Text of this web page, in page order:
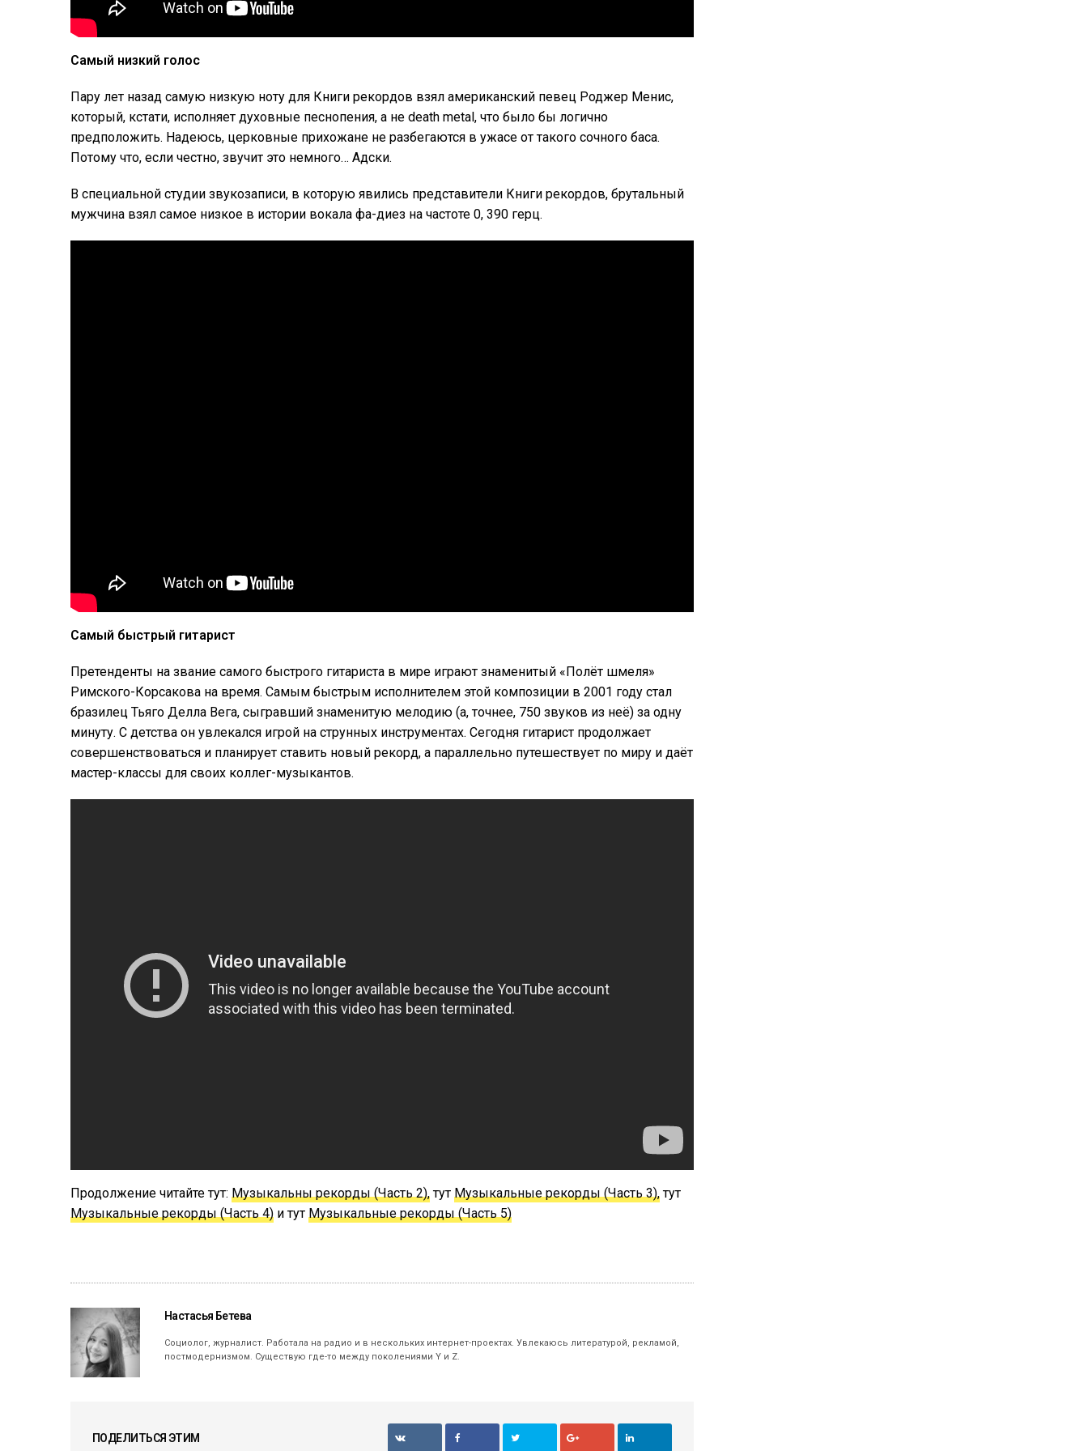
Самый низкий голос
Пару лет назад самую низкую ноту для Книги рекордов взял американский певец Роджер Менис,
который, кстати, исполняет духовные песнопения, а не death metal, что было бы логично
предположить. Надеюсь, церковные прихожане не разбегаются в ужасе от такого сочного баса.
Потому что, если честно, звучит это немного… Адски.
В специальной студии звукозаписи, в которую явились представители Книги рекордов, брутальный
мужчина взял самое низкое в истории вокала фа-диез на частоте 0, 390 герц.
Самый быстрый гитарист
Претенденты на звание самого быстрого гитариста в мире играют знаменитый «Полёт шмеля»
Римского-Корсакова на время. Самым быстрым исполнителем этой композиции в 2001 году стал
бразилец Тьяго Делла Вега, сыгравший знаменитую мелодию (а, точнее, 750 звуков из неё) за одну
минуту. С детства он увлекался игрой на струнных инструментах. Сегодня гитарист продолжает
совершенствоваться и планирует ставить новый рекорд, а параллельно путешествует по миру и даёт
мастер-классы для своих коллег-музыкантов.
Продолжение читайте тут: Музыкальны рекорды (Часть 2),тут Музыкальные рекорды (Часть 3),тут
Музыкальные рекорды (Часть 4) и тут Музыкальные рекорды (Часть 5)
Настасья Бетева
Социолог, журналист. Работала на радио и в нескольких интернет-проектах. Увлекаюсь литературой, рекламой,
постмодернизмом. Существую где-то между поколениями Y и Z.
ПОДЕЛИТЬСЯ ЭТИМ